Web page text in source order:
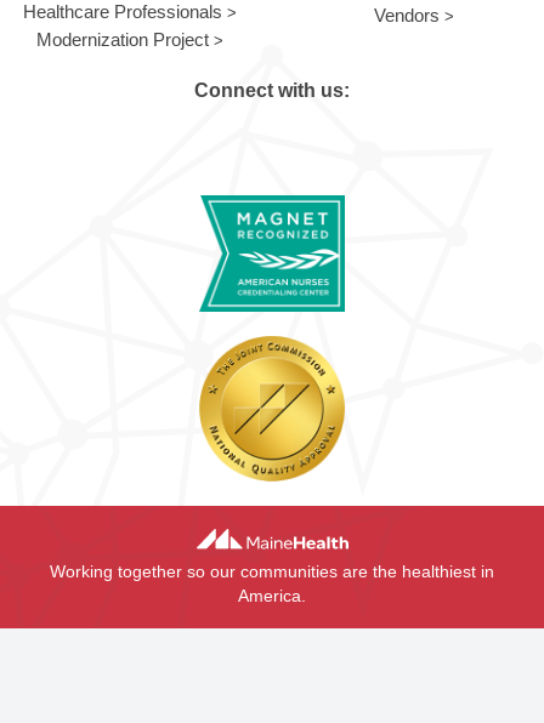
Healthcare Professionals
Modernization Project
Vendors
Connect with us:
Working together so our communities are the healthiest in
America.